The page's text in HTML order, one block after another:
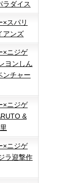
ラダイス
×スパリ
アンズ
×ニジゲ
ヨンしん
ンチャー
×ニジゲ
&
×ニジゲ
ラ迎撃作